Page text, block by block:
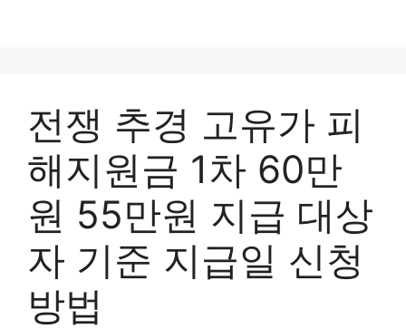
전쟁 추경 고유가 피
해지원금 1차 60만
원 55만원 지급 대상
자 기준 지급일 신청
방법